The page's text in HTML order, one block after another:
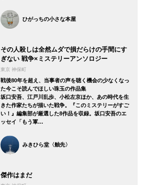
ひがっちの小さな本屋
その人殺しは全然ムダで損だらけの手間にす
ぎない 戦争×ミステリーアンソロジー
東京 神保町
戦後80年を超え、当事者の声を聴く機会の少なくなっ
た今こそ読んでほしい珠玉の作品集
坂口安吾、江戸川乱歩、小松左京ほか、あの時代を生
きた作家たちが描いた戦争。『このミステリーがすご
い！』編集部が厳選した8作品を収録。坂口安吾のエ
ッセイ「もう軍…
みきひら堂〈舳先〉
傑作はまだ